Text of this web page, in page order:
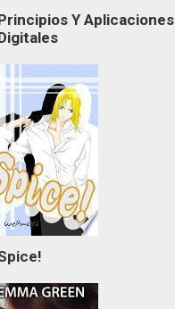
Y Aplicaciones